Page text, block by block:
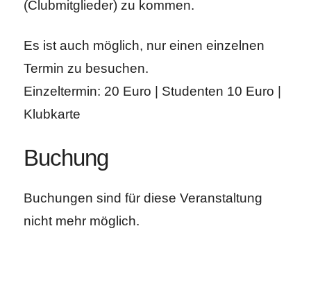
(Clubmitglieder) zu kommen.
Es ist auch möglich, nur einen einzelnen
Termin zu besuchen.
Einzeltermin: 20 Euro | Studenten 10 Euro |
Klubkarte
Buchung
Buchungen sind für diese Veranstaltung
nicht mehr möglich.